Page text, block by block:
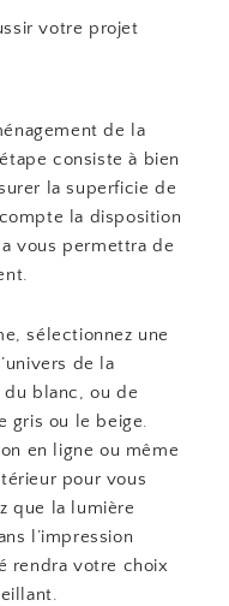
votre projet
de la
consiste à bien
la superficie de
la disposition
vous permettra de
sélectionnez une
de la
du blanc, ou de
gris ou le beige.
en ligne ou même
pour vous
que la lumière
l’impression
rendra votre choix